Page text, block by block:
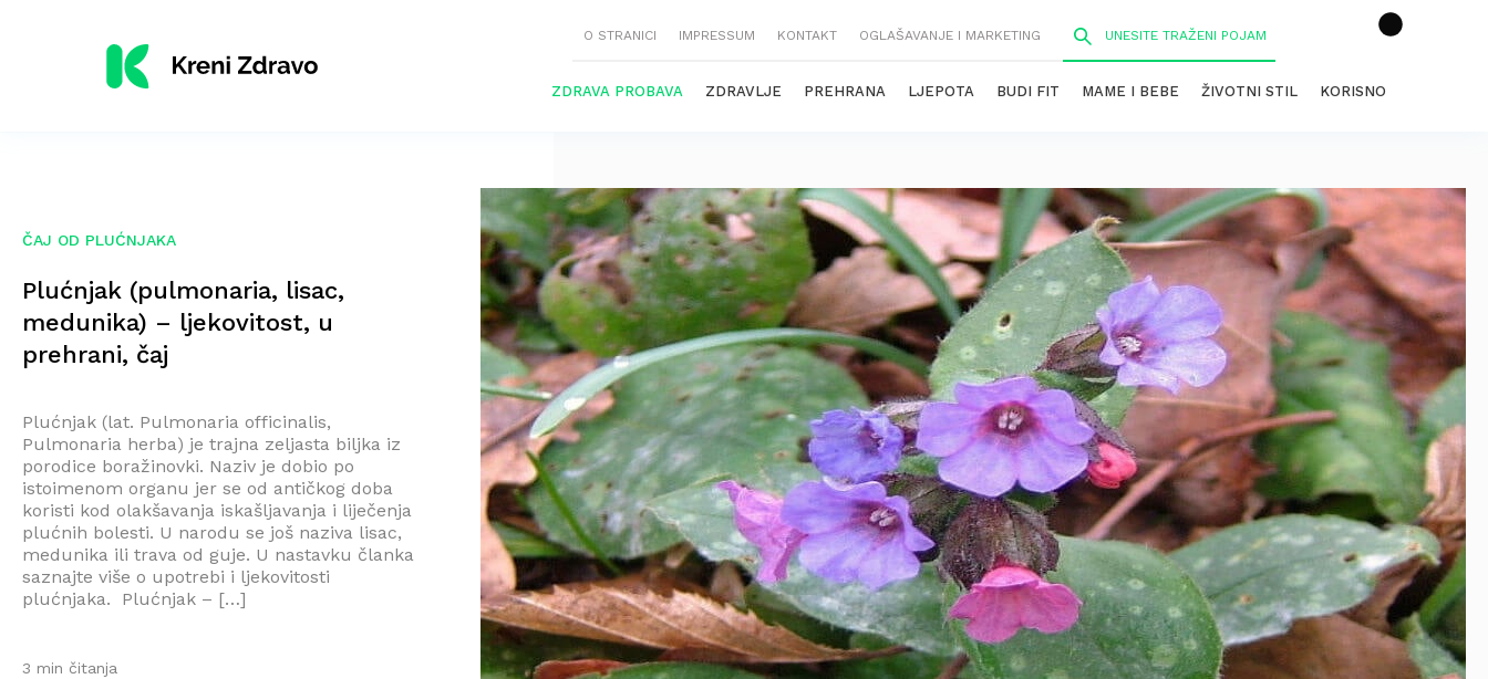
O STRANICI IMPRESSUM KONTAKT OGLAŠAVANJE I MARKETING
ZDRAVA PROBAVA ZDRAVLJE PREHRANA LJEPOTA BUDI FIT MAME I BEBE ŽIVOTNI STIL KORISNO
ČAJ OD PLUĆNJAKA
Plućnjak (pulmonaria, lisac,
medunika) – ljekovitost, u
prehrani, čaj
Plućnjak (lat. Pulmonaria officinalis,
Pulmonaria herba) je trajna zeljasta biljka iz
porodice boražinovki. Naziv je dobio po
istoimenom organu jer se od antičkog doba
koristi kod olakšavanja iskašljavanja i liječenja
plućnih bolesti. U narodu se još naziva lisac,
medunika ili trava od guje. U nastavku članka
saznajte više o upotrebi i ljekovitosti
plućnjaka. Plućnjak – […]
3 min čitanja